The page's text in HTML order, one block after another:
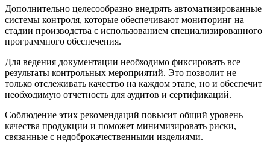
Дополнительно целесообразно внедрять автоматизированные
системы контроля, которые обеспечивают мониторинг на
стадии производства с использованием специализированного
программного обеспечения.
Для ведения документации необходимо фиксировать все
результаты контрольных мероприятий. Это позволит не
только отслеживать качество на каждом этапе, но и обеспечит
необходимую отчетность для аудитов и сертификаций.
Соблюдение этих рекомендаций повысит общий уровень
качества продукции и поможет минимизировать риски,
связанные с недоброкачественными изделиями.